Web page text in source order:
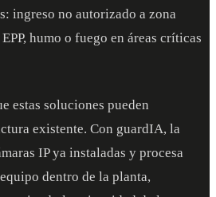
ingreso no autorizado a zona
humo o fuego en áreas críticas
estas soluciones pueden
existente. Con guardIA, la
IP ya instaladas y procesa
dentro de la planta,